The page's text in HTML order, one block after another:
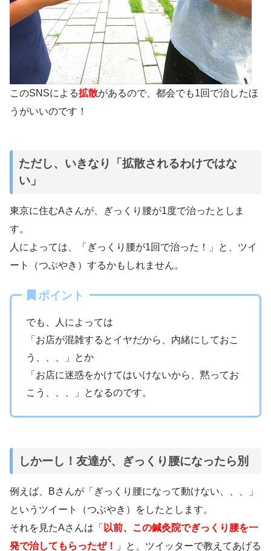
このSNSによる拡散があるので、都会でも1回で治したほ
うがいいのです！
ただし、いきなり「拡散されるわけではな
い」
東京に住むAさんが、ぎっくり腰が1度で治ったとしま
す。
人によっては、「ぎっくり腰が1回で治った！」と、ツイ
ート（つぶやき）するかもしれません。
ポイント
でも、人によっては
「お店が混雑するとイヤだから、内緒にしておこ
う、、、」とか
「お店に迷惑をかけてはいけないから、黙ってお
こう、、、」となるのです。
しかーし！友達が、ぎっくり腰になったら別
例えば、Bさんが「ぎっくり腰になって動けない、、、」
というツイート（つぶやき）をしたとします。
それを見たAさんは「 以前、この鍼灸院でぎっくり腰を一
発で治してもらったぜ！
」と、ツイッターで教えてあげる